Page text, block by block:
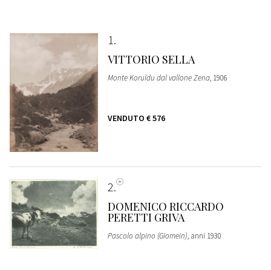
1
VITTORIO SELLA
Monte Koruldu dal vallone Zena, 1906
VENDUTO € 576
2
DOMENICO RICCARDO
PERETTI GRIVA
Pascolo alpino (Giomein), anni 1930